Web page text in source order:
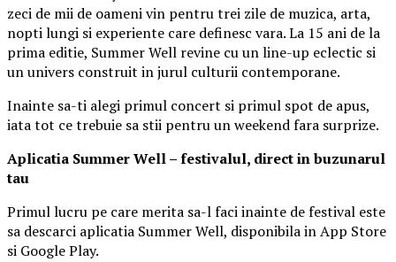
zeci de mii de oameni vin pentru trei zile de muzica, arta,
nopti lungi si experiente care definesc vara. La 15 ani de la
prima editie, Summer Well revine cu un line-up eclectic si
un univers construit in jurul culturii contemporane.
Inainte sa-ti alegi primul concert si primul spot de apus,
iata tot ce trebuie sa stii pentru un weekend fara surprize.
Aplicatia Summer Well– festivalul, direct in buzunarul
tau
Primul lucru pe care merita sa-l faci inainte de festival este
sa descarci aplicatia Summer Well, disponibila in App Store
si Google Play.